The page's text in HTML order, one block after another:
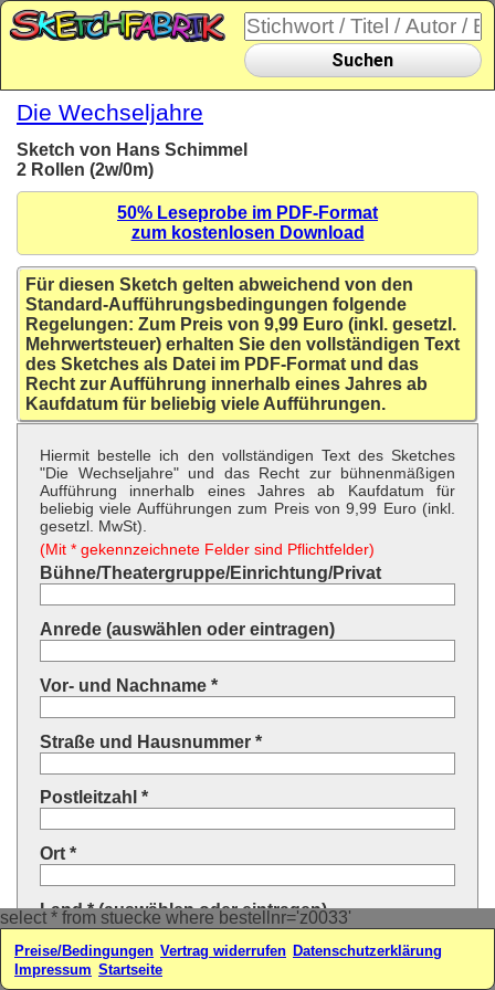
select * from stuecke where bestellnr='z0033'
Suchen
Die Wechseljahre
Sketch von Hans Schimmel
2 Rollen (2w/0m)
50% Leseprobe im PDF-Format
zum kostenlosen Download
Für diesen Sketch gelten abweichend von den
Standard-Aufführungsbedingungen folgende
Regelungen: Zum Preis von 9,99 Euro (inkl. gesetzl.
Mehrwertsteuer) erhalten Sie den vollständigen Text
des Sketches als Datei im PDF-Format und das
Recht zur Aufführung innerhalb eines Jahres ab
Kaufdatum für beliebig viele Aufführungen.
Hiermit bestelle ich den vollständigen Text des Sketches
"Die Wechseljahre" und das Recht zur bühnenmäßigen
Aufführung innerhalb eines Jahres ab Kaufdatum für
beliebig viele Aufführungen zum Preis von 9,99 Euro (inkl.
gesetzl. MwSt).
(Mit * gekennzeichnete Felder sind Pflichtfelder)
Bühne/Theatergruppe/Einrichtung/Privat
Anrede (auswählen oder eintragen)
Vor- und Nachname *
Straße und Hausnummer *
Postleitzahl *
Ort *
Land * (auswählen oder eintragen)
Ihre E-Mail-Adresse*
Preise/Bedingungen Vertrag widerrufen Datenschutzerklärung
Impressum Startseite